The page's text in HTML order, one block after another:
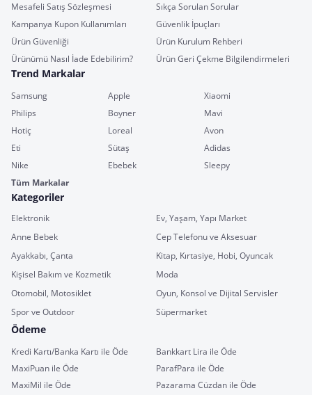
Mesafeli Satış Sözleşmesi
Sıkça Sorulan Sorular
Kampanya Kupon Kullanımları
Güvenlik İpuçları
Ürün Güvenliği
Ürün Kurulum Rehberi
Ürünümü Nasıl İade Edebilirim?
Ürün Geri Çekme Bilgilendirmeleri
Trend Markalar
Samsung Apple
Xiaomi
Philips
Boyner
Mavi
Hotiç
Loreal
Avon
Eti
Sütaş
Adidas
Nike
Ebebek
Sleepy
Tüm Markalar
Kategoriler
Elektronik
Ev, Yaşam, Yapı Market
Anne Bebek
Cep Telefonu ve Aksesuar
Ayakkabı, Çanta
Kitap, Kırtasiye, Hobi, Oyuncak
Kişisel Bakım ve Kozmetik
Moda
Otomobil, Motosiklet
Oyun, Konsol ve Dijital Servisler
Spor ve Outdoor
Süpermarket
Ödeme
Kredi Kartı/Banka Kartı ile Öde
Bankkart Lira ile Öde
MaxiPuan ile Öde
ParafPara ile Öde
MaxiMil ile Öde
Pazarama Cüzdan ile Öde